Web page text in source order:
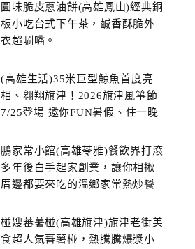
圓味脆皮蔥油餅(高雄鳳山)經典銅
板小吃台式下午茶，鹹香酥脆外
衣超唰嘴。
(高雄生活)35米巨型鯨魚首度亮
相、翱翔旗津！2026旗津風箏節
7/25登場 邀你FUN暑假、住一晚
鵬家常小館(高雄苓雅)餐飲界打滾
多年後白手起家創業，讓你相揪
厝邊都要來吃的溫鄉家常熱炒餐
椪嫂蕃薯椪(高雄旗津)旗津老街美
食超人氣蕃薯椪，熱騰騰爆漿小